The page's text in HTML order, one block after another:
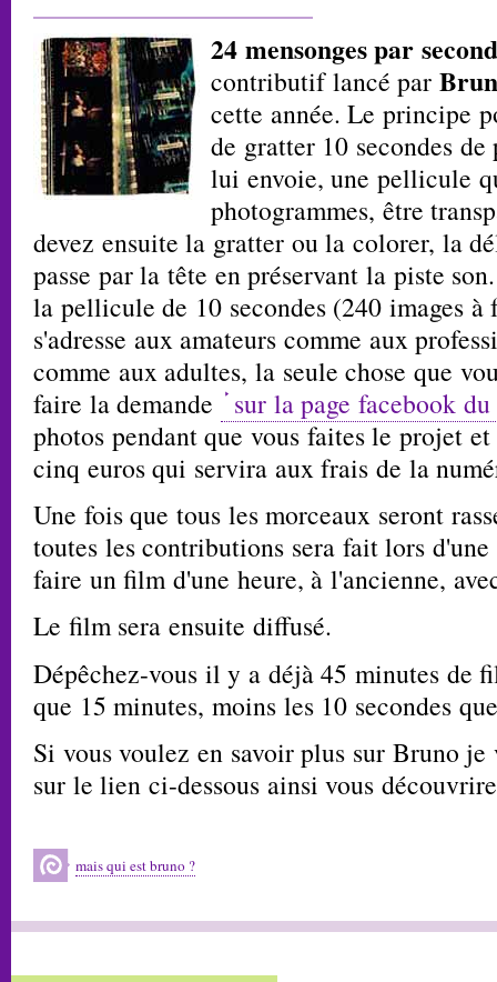
24 mensonges par
contributif lancé par
cette année. Le principe
de gratter 10 secondes
lui envoie, une pellicule
photogrammes, être
devez ensuite la gratter ou la colorer, la
passe par la tête en préservant la piste
la pellicule de 10 secondes (240 images
s'adresse aux amateurs comme aux
comme aux adultes, la seule chose que
faire la demande
sur la page facebook
photos pendant que vous faites le projet
cinq euros qui servira aux frais de la
Une fois que tous les morceaux seront
toutes les contributions sera fait lors
faire un film d'une heure, à l'ancienne,
Le film sera ensuite diffusé.
Dépêchez-vous il y a déjà 45 minutes de
que 15 minutes, moins les 10 secondes
Si vous voulez en savoir plus sur Bruno
sur le lien ci-dessous ainsi vous
mais qui est bruno ?